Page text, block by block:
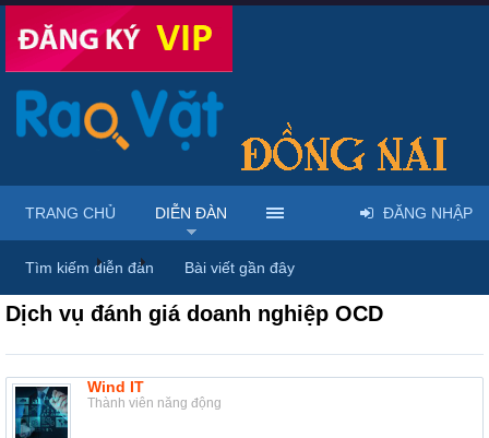
Diễn đàn ... Giới thiệu dịch vụ & địa điểm
Dịch vụ đánh giá doanh nghiệp OCD
Wind IT
Thành viên năng động
TRANG CHỦ DIỄN ĐÀN
Tìm kiếm diễn đàn Bài viết gần đây
ĐĂNG NHẬP